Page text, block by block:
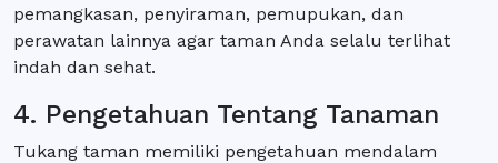
pemangkasan, penyiraman, pemupukan, dan
perawatan lainnya agar taman Anda selalu terlihat
indah dan sehat.
4. Pengetahuan Tentang Tanaman
Tukang taman memiliki pengetahuan mendalam